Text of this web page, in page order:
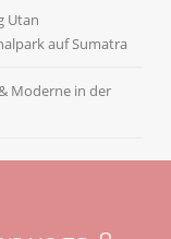
Utan
auf Sumatra
Moderne in der